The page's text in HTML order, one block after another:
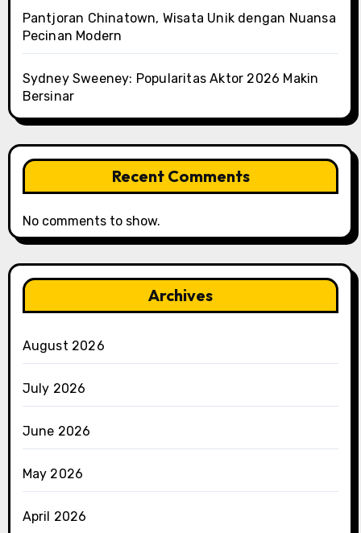
Pantjoran Chinatown, Wisata Unik dengan Nuansa
Pecinan Modern
Sydney Sweeney: Popularitas Aktor 2026 Makin
Bersinar
Recent Comments
No comments to show.
Archives
August 2026
July 2026
June 2026
May 2026
April 2026